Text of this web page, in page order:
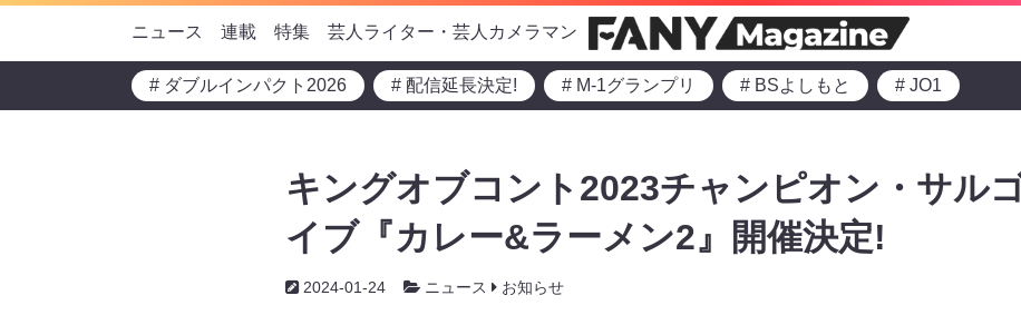
ニュース 連載 特集 芸人ライター・芸人カメラマン
# ダブルインパクト2026 # 配信延長決定! # M-1グランプリ # BSよしもと # JO1
キングオブコント2023チャンピオン・サル
イブ『カレー&ラーメン2』開催決定!
2024-01-24 ニュース お知らせ